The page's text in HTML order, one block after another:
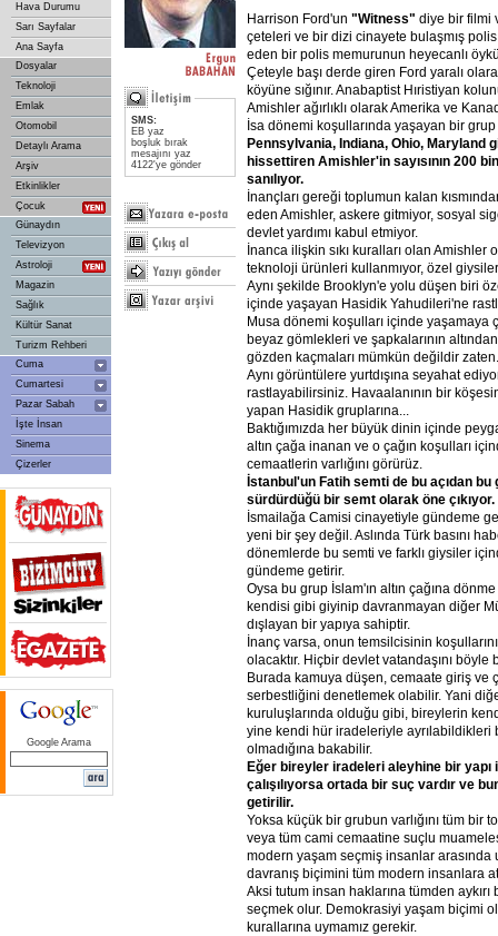
Hava Durumu
Sarı Sayfalar
Ana Sayfa
Dosyalar
Teknoloji
Emlak
Otomobil
Detaylı Arama
Arşiv
Etkinlikler
Çocuk
Günaydın
Televizyon
Astroloji
Magazin
Sağlık
Kültür Sanat
Turizm Rehberi
Cuma
Cumartesi
Pazar Sabah
İşte İnsan
Sinema
Çizerler
Google Arama
SMS:
EB yaz
boşluk bırak
mesajını yaz
4122'ye gönder
Harrison Ford'un "Witness" diye bir filmi
çeteleri ve bir dizi cinayete bulaşmış
eden bir polis memurunun heyecanlı
Çeteyle başı derde giren Ford yaralı
köyüne sığınır. Anabaptist Hıristiyan
Amishler ağırlıklı olarak Amerika ve
İsa dönemi koşullarında yaşayan bir
Pennsylvania, Indiana, Ohio, Maryland
hissettiren Amishler'in sayısının 200 bin
sanılıyor.
İnançları gereği toplumun kalan
eden Amishler, askere gitmiyor, sosyal
devlet yardımı kabul etmiyor.
İnanca ilişkin sıkı kuralları olan Amishler
teknoloji ürünleri kullanmıyor, özel
Aynı şekilde Brooklyn'e yolu düşen biri
içinde yaşayan Hasidik Yahudileri'ne
Musa dönemi koşulları içinde yaşamaya
beyaz gömlekleri ve şapkalarının
gözden kaçmaları mümkün değildir zaten.
Aynı görüntülere yurtdışına seyahat
rastlayabilirsiniz. Havaalanının bir
yapan Hasidik gruplarına...
Baktığımızda her büyük dinin içinde
altın çağa inanan ve o çağın koşulları
cemaatlerin varlığını görürüz.
İstanbul'un Fatih semti de bu açıdan bu
sürdürdüğü bir semt olarak öne çıkıyor.
İsmailağa Camisi cinayetiyle gündeme
yeni bir şey değil. Aslında Türk basını
dönemlerde bu semti ve farklı giysiler
gündeme getirir.
Oysa bu grup İslam'ın altın çağına
kendisi gibi giyinip davranmayan diğer
dışlayan bir yapıya sahiptir.
İnanç varsa, onun temsilcisinin
olacaktır. Hiçbir devlet vatandaşını böyle
Burada kamuya düşen, cemaate giriş ve
serbestliğini denetlemek olabilir. Yani
kuruluşlarında olduğu gibi, bireylerin
yine kendi hür iradeleriyle ayrılabildikleri
olmadığına bakabilir.
Eğer bireyler iradeleri aleyhine bir yapı
çalışılıyorsa ortada bir suç vardır ve
getirilir.
Yoksa küçük bir grubun varlığını tüm bir
veya tüm cami cemaatine suçlu
modern yaşam seçmiş insanlar arasında
davranış biçimini tüm modern insanlara
Aksi tutum insan haklarına tümden
seçmek olur. Demokrasiyi yaşam biçimi
kurallarına uymamız gerekir.